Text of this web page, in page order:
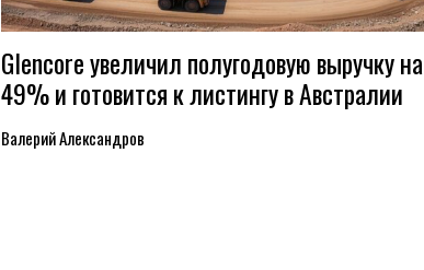
Glencore увеличил полугодовую выручку на
49% и готовится к листингу в Австралии
Валерий Александров